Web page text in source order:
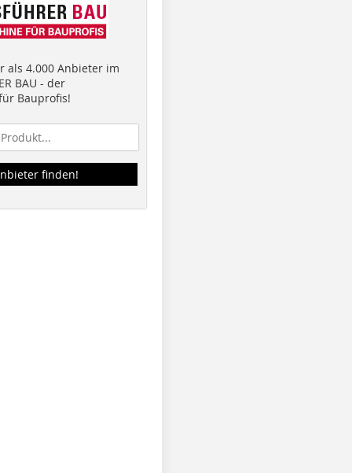
als 4.000 Anbieter im
BAU - der
Bauprofis!
finden!